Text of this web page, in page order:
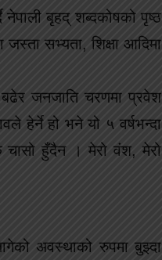
बृहद् शब्दकोषको पृष्ठ
सभ्यता, शिक्षा आदिमा
जनजाति चरणमा प्रवेश
हेर्ने हो भने यो ५ वर्षभन्दा
चासो हुँदैन । मेरो वंश, मेरो
अवस्थाको रुपमा बुझ्दा